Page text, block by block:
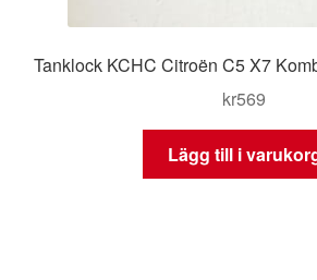
Tanklock KCHC Citroën C5 X7
kr569
Lägg till i